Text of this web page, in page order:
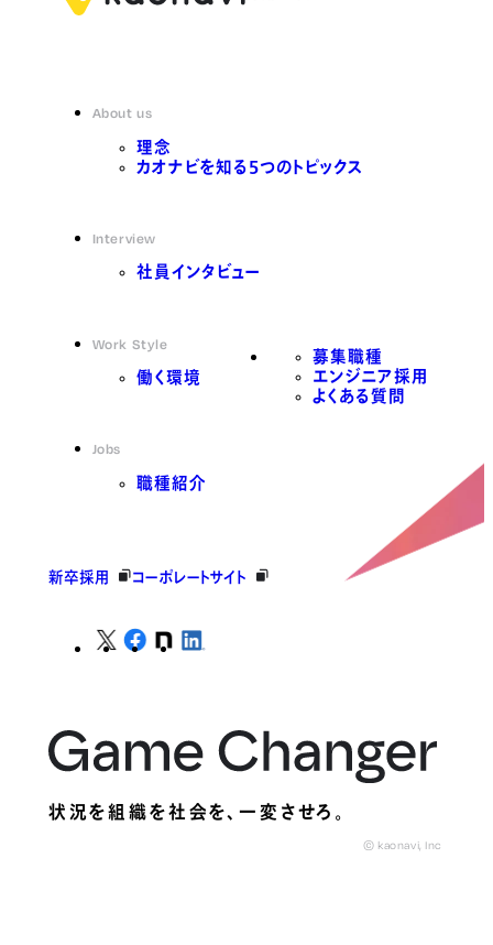
About us
理念
カオナビを知る5つのトピックス
Interview
社員インタビュー
Work Style
働く環境
Jobs
職種紹介
募集職種
エンジニア採用
よくある質問
新卒採用 コーポレートサイト
状況を組織を社会を、一変させろ。
© kaonavi, Inc